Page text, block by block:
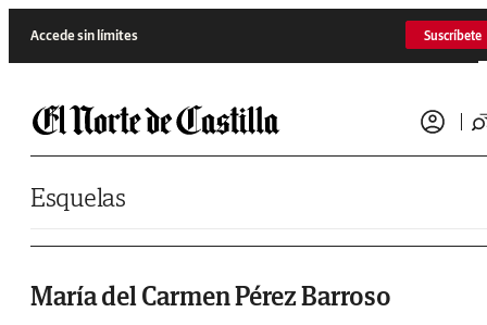
Accede sin límites Suscríbete
Esquelas
María del Carmen Pérez Barroso